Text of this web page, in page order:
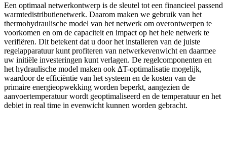
Een optimaal netwerkontwerp is de sleutel tot een financieel passend
warmtedistributienetwerk. Daarom maken we gebruik van het
thermohydraulische model van het netwerk om overontwerpen te
voorkomen en om de capaciteit en impact op het hele netwerk te
verifiëren. Dit betekent dat u door het installeren van de juiste
regelapparatuur kunt profiteren van netwerkevenwicht en daarmee
uw initiële investeringen kunt verlagen. De regelcomponenten en
het hydraulische model maken ook ∆T-optimalisatie mogelijk,
waardoor de efficiëntie van het systeem en de kosten van de
primaire energieopwekking worden beperkt, aangezien de
aanvoertemperatuur wordt geoptimaliseerd en de temperatuur en het
debiet in real time in evenwicht kunnen worden gebracht.